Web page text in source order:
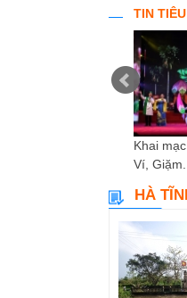
TIN
Khai
Ví, Giặm...
HÀ